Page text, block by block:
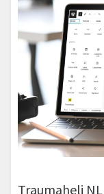
Traumaheli